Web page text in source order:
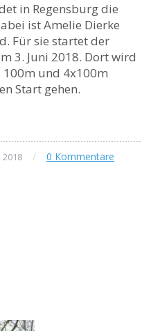
in Regensburg die
ist Amelie Dierke
Für sie startet der
3. Juni 2018. Dort wird
und 4x100m
Start gehen.
2018 / 0 Kommentare